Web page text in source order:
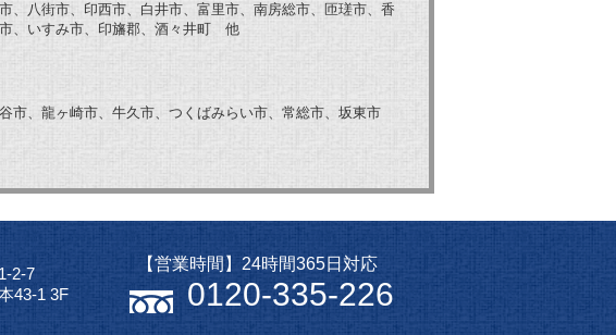
、八街市、印西市、白井市、富里市、南房総市、匝瑳市、香
、いすみ市、印旛郡、酒々井町 他
市、龍ヶ崎市、牛久市、つくばみらい市、常総市、坂東市
2-7
43-1 3F
【営業時間】24時間365日対応
0120-335-226